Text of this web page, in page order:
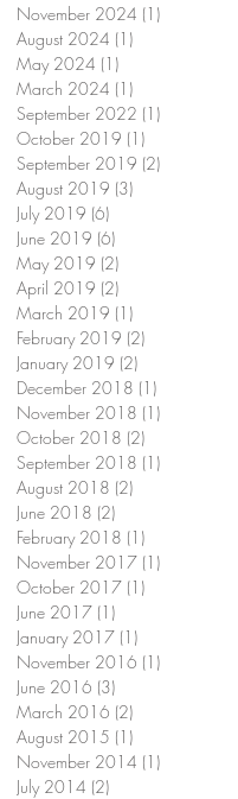
November 2024 (1)
August 2024 (1)
May 2024 (1)
March 2024 (1)
September 2022 (1)
October 2019 (1)
September 2019 (2)
August 2019 (3)
July 2019 (6)
June 2019 (6)
May 2019 (2)
April 2019 (2)
March 2019 (1)
February 2019 (2)
January 2019 (2)
December 2018 (1)
November 2018 (1)
October 2018 (2)
September 2018 (1)
August 2018 (2)
June 2018 (2)
February 2018 (1)
November 2017 (1)
October 2017 (1)
June 2017 (1)
January 2017 (1)
November 2016 (1)
June 2016 (3)
March 2016 (2)
August 2015 (1)
November 2014 (1)
July 2014 (2)